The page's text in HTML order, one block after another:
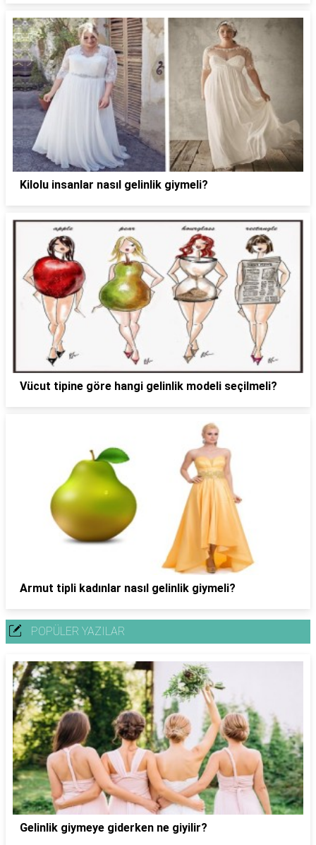
Kilolu insanlar nasıl gelinlik giymeli?
Vücut tipine göre hangi gelinlik modeli seçilmeli?
Armut tipli kadınlar nasıl gelinlik giymeli?
POPÜLER YAZILAR
Gelinlik giymeye giderken ne giyilir?